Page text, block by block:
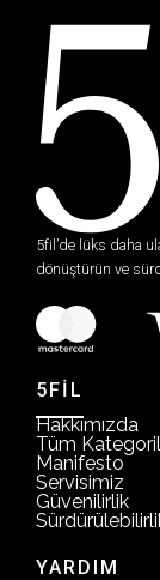
5fil’de lüks daha
dönüştürün ve
5FİL
Hakkımızda
Tüm
Manifesto
Servisimiz
Güvenilirlik
YARDIM